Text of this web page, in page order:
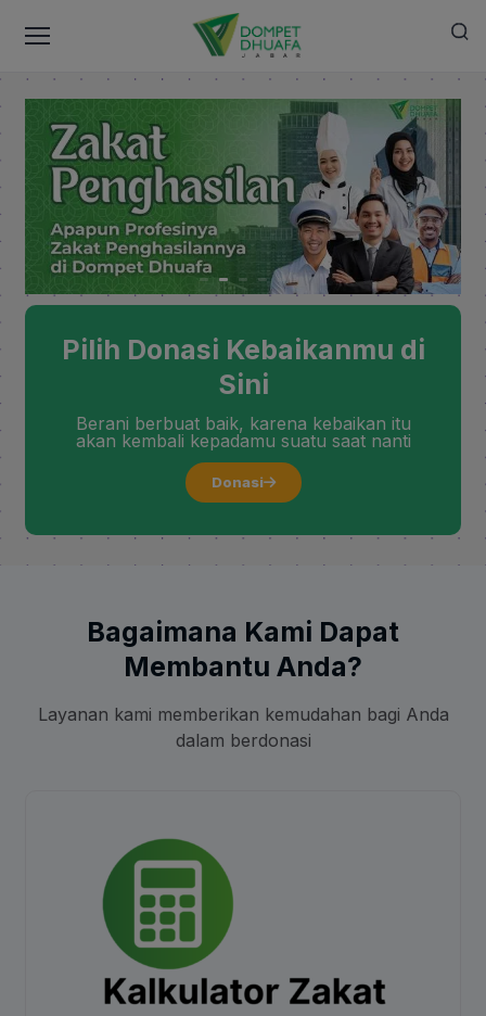
Pilih Donasi Kebaikanmu di
Sini
Berani berbuat baik, karena kebaikan itu
akan kembali kepadamu suatu saat nanti
Donasi
Bagaimana Kami Dapat
Membantu Anda?
Layanan kami memberikan kemudahan bagi Anda
dalam berdonasi